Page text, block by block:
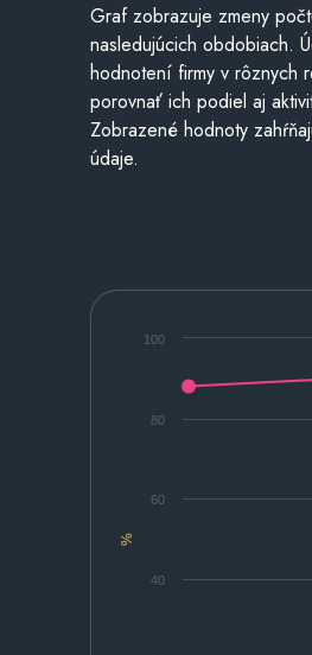
Graf zobrazuje zmeny
nasledujúcich obdobiach.
hodnotení firmy v rôznych
porovnať ich podiel aj
Zobrazené hodnoty
údaje.
%
40
60
80
100